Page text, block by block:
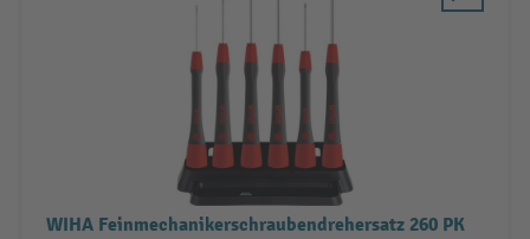
WIHA Feinmechanikerschraubendrehersatz 260 PK